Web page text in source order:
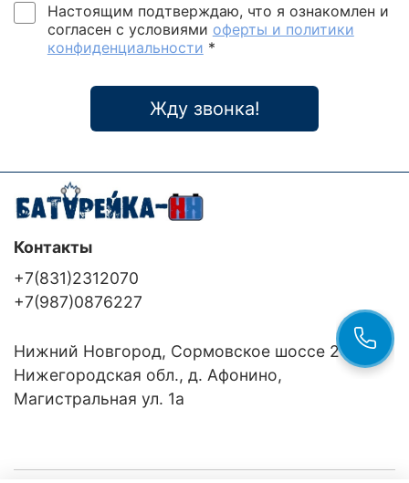
Настоящим подтверждаю, что я ознакомлен и
согласен с условиями оферты и политики
конфиденциальности *
Жду звонка!
Контакты
+7(831)2312070
+7(987)0876227
Нижний Новгород, Сормовское шоссе 24/36
Нижегородская обл., д. Афонино,
Магистральная ул. 1а